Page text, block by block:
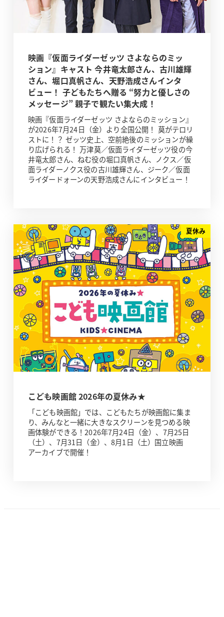
映画『仮面ライダーゼッツ さよならのミッ
ション』キャスト 今井竜太郎さん、古川雄輝
さん、堀口真帆さん、天野浩成さんインタ
ビュー！ 子どもたちへ贈る “努力と優しさの
メッセージ” 親子で観たい集大成！
映画『仮面ライダーゼッツ さよならのミッション』
が2026年7月24日（金）より全国公開！ 莫がテロリ
ストに！？ ゼッツ史上、空前絶後のミッションが繰
り広げられる！ 万津莫／仮面ライダーゼッツ役の今
井竜太郎さん、ねむ役の堀口真帆さん、ノクス／仮
面ライダーノクス役の古川雄輝さん、ジーク／仮面
ライダードォーンの天野浩成さんにインタビュー！
夏休み
こども映画館 2026年の夏休み★
「こども映画館」では、こどもたちが映画館に集ま
り、みんなと一緒に大きなスクリーンを見つめる映
画体験ができる！2026年7月24日（金）、7月25日
（土）、7月31日（金）、8月1日（土）国立映画
アーカイブで開催！